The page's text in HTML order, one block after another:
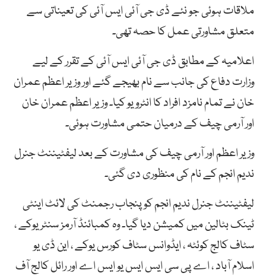
ملاقات ہوئی جو نئے ڈی جی آئی ایس آئی کی تعیناتی سے
متعلق مشاورتی عمل کا حصہ تھی۔
اعلامیہ کے مطابق ڈی جی آئی ایس آئی کے تقرر کے لیے
وزارت دفاع کی جانب سے نام بھیجے گئے اور وزیر اعظم عمران
خان نے تمام نامزد افراد کا انٹرویو کیا۔ وزیر اعظم عمران خان
اور آرمی چیف کے درمیان حتمی مشاورت ہوئی۔
وزیر اعظم اور آرمی چیف کی مشاورت کے بعد لیفٹیننٹ جنرل
ندیم انجم کے نام کی منظوری دی گئی۔
لیفٹیننٹ جنرل ندیم انجم کو پنجاب رجمنٹ کی لائٹ اینٹی
ٹینک بٹالین میں کمیشن دیا گیا۔ وہ کمبائنڈ آرمز سنٹر یوکے ،
سٹاف کالج کوئٹہ ، ایڈوانس سٹاف کورس یوکے ، این ڈی یو
اسلام آباد ، اے پی سی ایس ایس یو ایس اے اور رائل کالج آف